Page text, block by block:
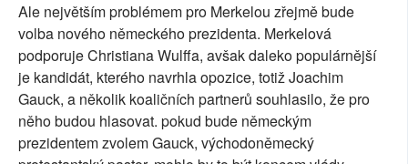
Ale největším problémem pro Merkelou zřejmě bude
volba nového německého prezidenta. Merkelová
podporuje Christiana Wulffa, avšak daleko populárnější
je kandidát, kterého navrhla opozice, totiž Joachim
Gauck, a několik koaličních partnerů souhlasilo, že pro
něho budou hlasovat. pokud bude německým
prezidentem zvolem Gauck, východoněmecký